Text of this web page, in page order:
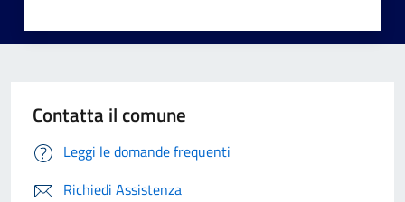
Contatta il comune
Leggi le domande frequenti
Richiedi Assistenza